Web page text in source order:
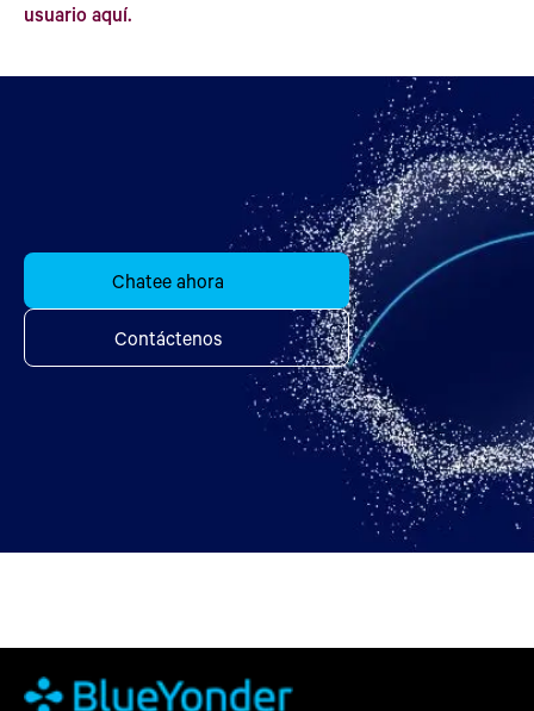
usuario aquí.
Chatee ahora
Contáctenos